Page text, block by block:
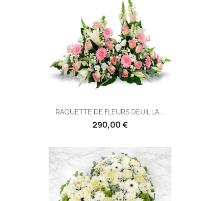
RAQUETTE DE FLEURS DEUIL LA...
290,00 €